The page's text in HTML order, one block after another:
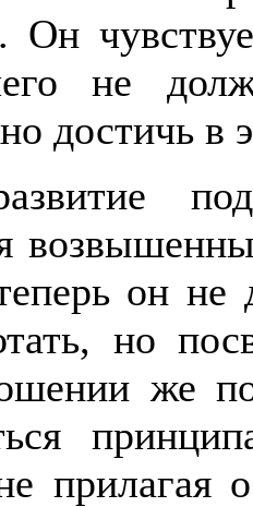
Он
не
достичь в
он не
но
же
прилагая